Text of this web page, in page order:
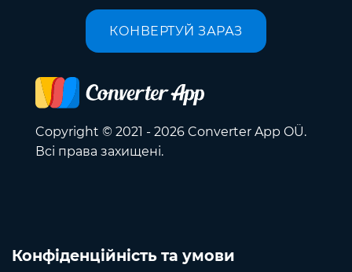
КОНВЕРТУЙ ЗАРАЗ
Copyright © 2021 - 2026 Converter App OÜ.
Всі права захищені.
Конфіденційність та умови